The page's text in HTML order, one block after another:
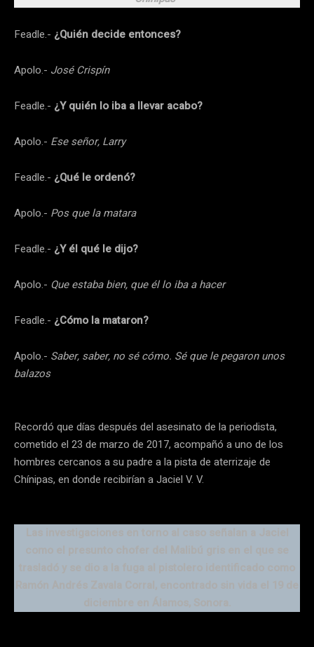
Feadle.- ¿Quién decide entonces?
Apolo.- José Crispín
Feadle.- ¿Y quién lo iba a llevar acabo?
Apolo.- Ese señor, Larry
Feadle.- ¿Qué le ordenó?
Apolo.- Pos que la matara
Feadle.- ¿Y él qué le dijo?
Apolo.- Que estaba bien, que él lo iba a hacer
Feadle.- ¿Cómo la mataron?
Apolo.- Saber, saber, no sé cómo. Sé que le pegaron unos
balazos
Recordó que días después del asesinato de la periodista,
cometido el 23 de marzo de 2017, acompañó a uno de los
hombres cercanos a su padre a la pista de aterrizaje de
Chínipas, en donde recibirían a Jaciel V. V.